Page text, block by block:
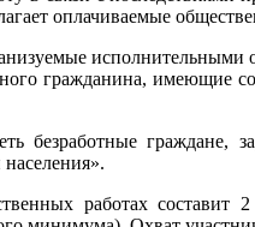
оплачиваемые
исполнительными
гражданина,
безработные граждане,
работах